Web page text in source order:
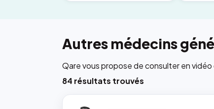
Autres médecins
Qare vous propose de consulter en vidéo
84 résultats trouvés